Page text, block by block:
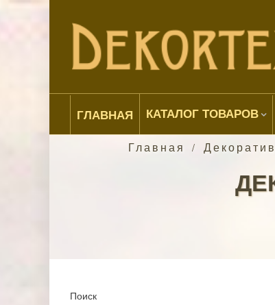
ГЛАВНАЯ КАТАЛОГ ТОВАРОВ
Главная /
Поиск